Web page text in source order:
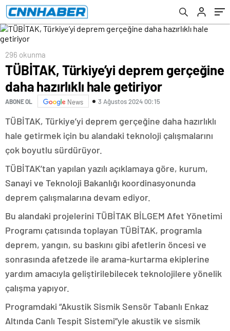
296 okunma
TÜBİTAK, Türkiye’yi deprem gerçeğine
daha hazırlıklı hale getiriyor
ABONE OL News 3 Ağustos 2024 00:15
TÜBİTAK, Türkiye’yi deprem gerçeğine daha hazırlıklı
hale getirmek için bu alandaki teknoloji çalışmalarını
çok boyutlu sürdürüyor.
TÜBİTAK’tan yapılan yazılı açıklamaya göre, kurum,
Sanayi ve Teknoloji Bakanlığı koordinasyonunda
deprem çalışmalarına devam ediyor.
Bu alandaki projelerini TÜBİTAK BİLGEM Afet Yönetimi
Programı çatısında toplayan TÜBİTAK, programla
deprem, yangın, su baskını gibi afetlerin öncesi ve
sonrasında afetzede ile arama-kurtarma ekiplerine
yardım amacıyla geliştirilebilecek teknolojilere yönelik
çalışma yapıyor.
Programdaki “Akustik Sismik Sensör Tabanlı Enkaz
Altında Canlı Tespit Sistemi”yle akustik ve sismik